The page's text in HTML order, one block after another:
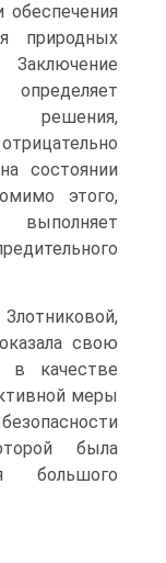
природных
определяет
решения,
состоянии
этого,
выполняет
свою
в качестве
меры
была
большого